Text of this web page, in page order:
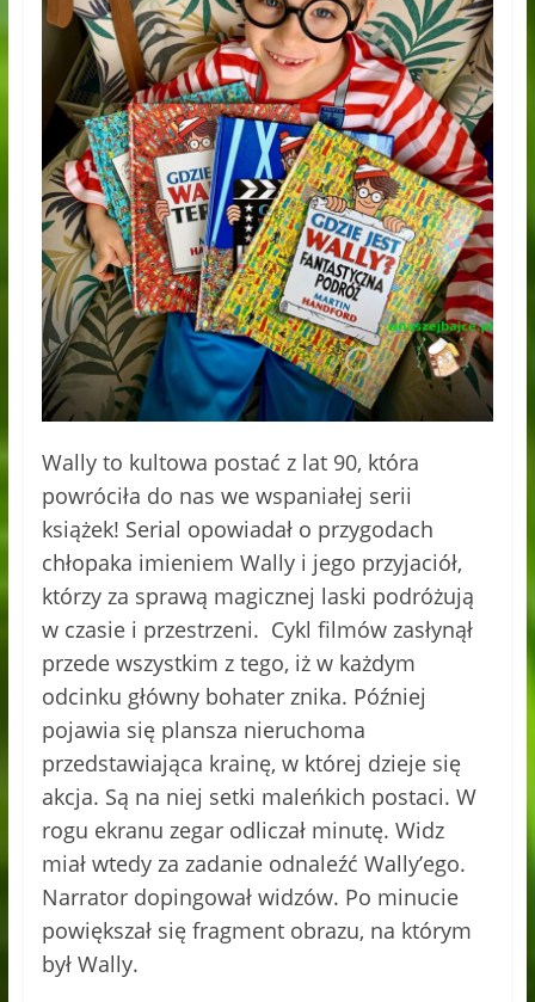
Wally to kultowa postać z lat 90, która
powróciła do nas we wspaniałej serii
książek! Serial opowiadał o przygodach
chłopaka imieniem Wally i jego przyjaciół,
którzy za sprawą magicznej laski podróżują
w czasie i przestrzeni. Cykl filmów zasłynął
przede wszystkim z tego, iż w każdym
odcinku główny bohater znika. Później
pojawia się plansza nieruchoma
przedstawiająca krainę, w której dzieje się
akcja. Są na niej setki maleńkich postaci. W
rogu ekranu zegar odliczał minutę. Widz
miał wtedy za zadanie odnaleźć Wally’ego.
Narrator dopingował widzów. Po minucie
powiększał się fragment obrazu, na którym
był Wally.